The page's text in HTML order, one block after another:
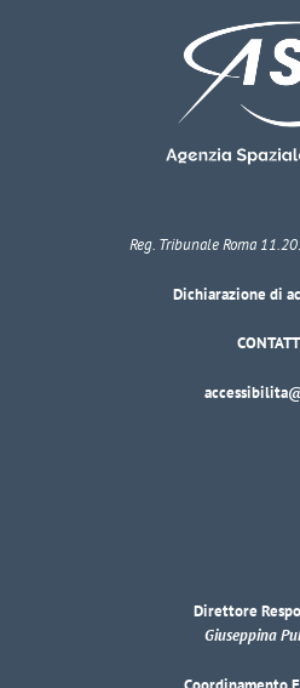
Reg. Tribunale Roma
Dichiarazione di
Direttore
Giuseppina